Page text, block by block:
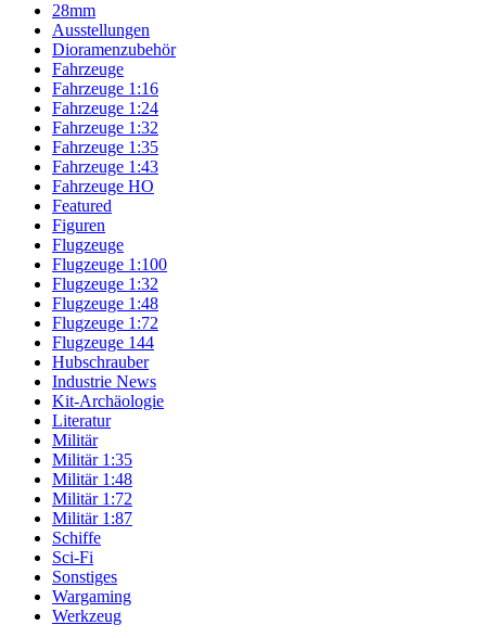
28mm
Ausstellungen
Dioramenzubehör
Fahrzeuge
Fahrzeuge 1:16
Fahrzeuge 1:24
Fahrzeuge 1:32
Fahrzeuge 1:35
Fahrzeuge 1:43
Fahrzeuge HO
Featured
Figuren
Flugzeuge
Flugzeuge 1:100
Flugzeuge 1:32
Flugzeuge 1:48
Flugzeuge 1:72
Flugzeuge 144
Hubschrauber
Industrie News
Kit-Archäologie
Literatur
Militär
Militär 1:35
Militär 1:48
Militär 1:72
Militär 1:87
Schiffe
Sci-Fi
Sonstiges
Wargaming
Werkzeug